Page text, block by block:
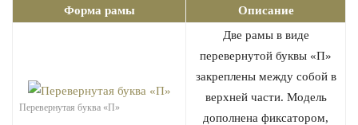
Форма рамы Описание
Перевернутая буква «П»
Две рамы в виде
перевернутой буквы «П»
закреплены между собой в
верхней части. Модель
дополнена фиксатором,